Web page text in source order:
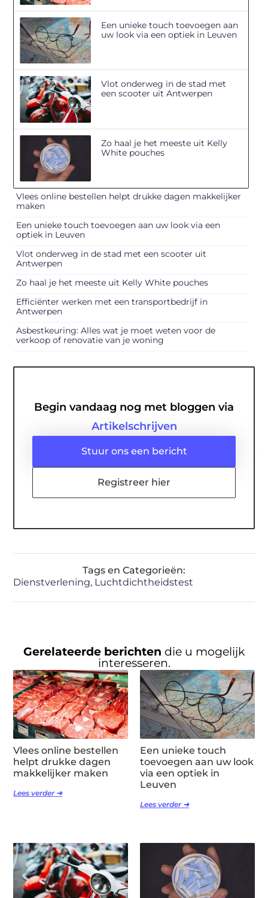
Een unieke touch toevoegen aan
uw look via een optiek in Leuven
Vlot onderweg in de stad met
een scooter uit Antwerpen
Zo haal je het meeste uit Kelly
White pouches
Vlees online bestellen helpt drukke dagen makkelijker
maken
Een unieke touch toevoegen aan uw look via een
optiek in Leuven
Vlot onderweg in de stad met een scooter uit
Antwerpen
Zo haal je het meeste uit Kelly White pouches
Efficiënter werken met een transportbedrijf in
Antwerpen
Asbestkeuring: Alles wat je moet weten voor de
verkoop of renovatie van je woning
Begin vandaag nog met bloggen via
Artikelschrijven
Stuur ons een bericht
Registreer hier
Tags en Categorieën:
Dienstverlening, Luchtdichtheidstest
Gerelateerde berichten die u mogelijk
interesseren.
Vlees online bestellen
helpt drukke dagen
makkelijker maken
Lees verder ➜
Een unieke touch
toevoegen aan uw look
via een optiek in
Leuven
Lees verder ➜